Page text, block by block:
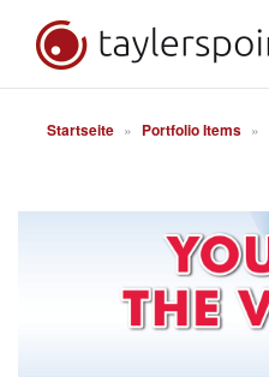
Inhalt
springen
Startseite » Portfolio Items »